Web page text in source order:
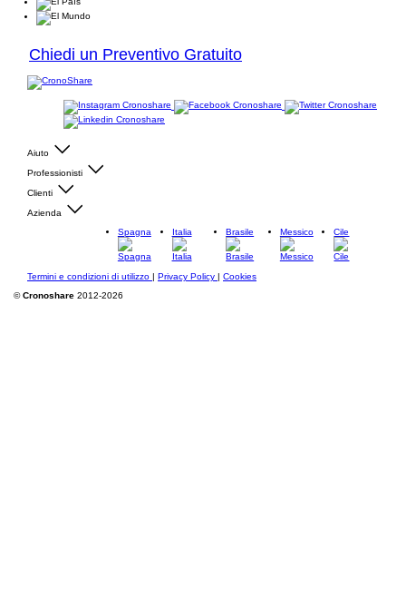
Chiedi un Preventivo Gratuito
Aiuto
Professionisti
Clienti
Azienda
Spagna
Italia Brasile Messico Cile
Termini e condizioni di utilizzo | Privacy Policy | Cookies
©Cronoshare 2012-2026